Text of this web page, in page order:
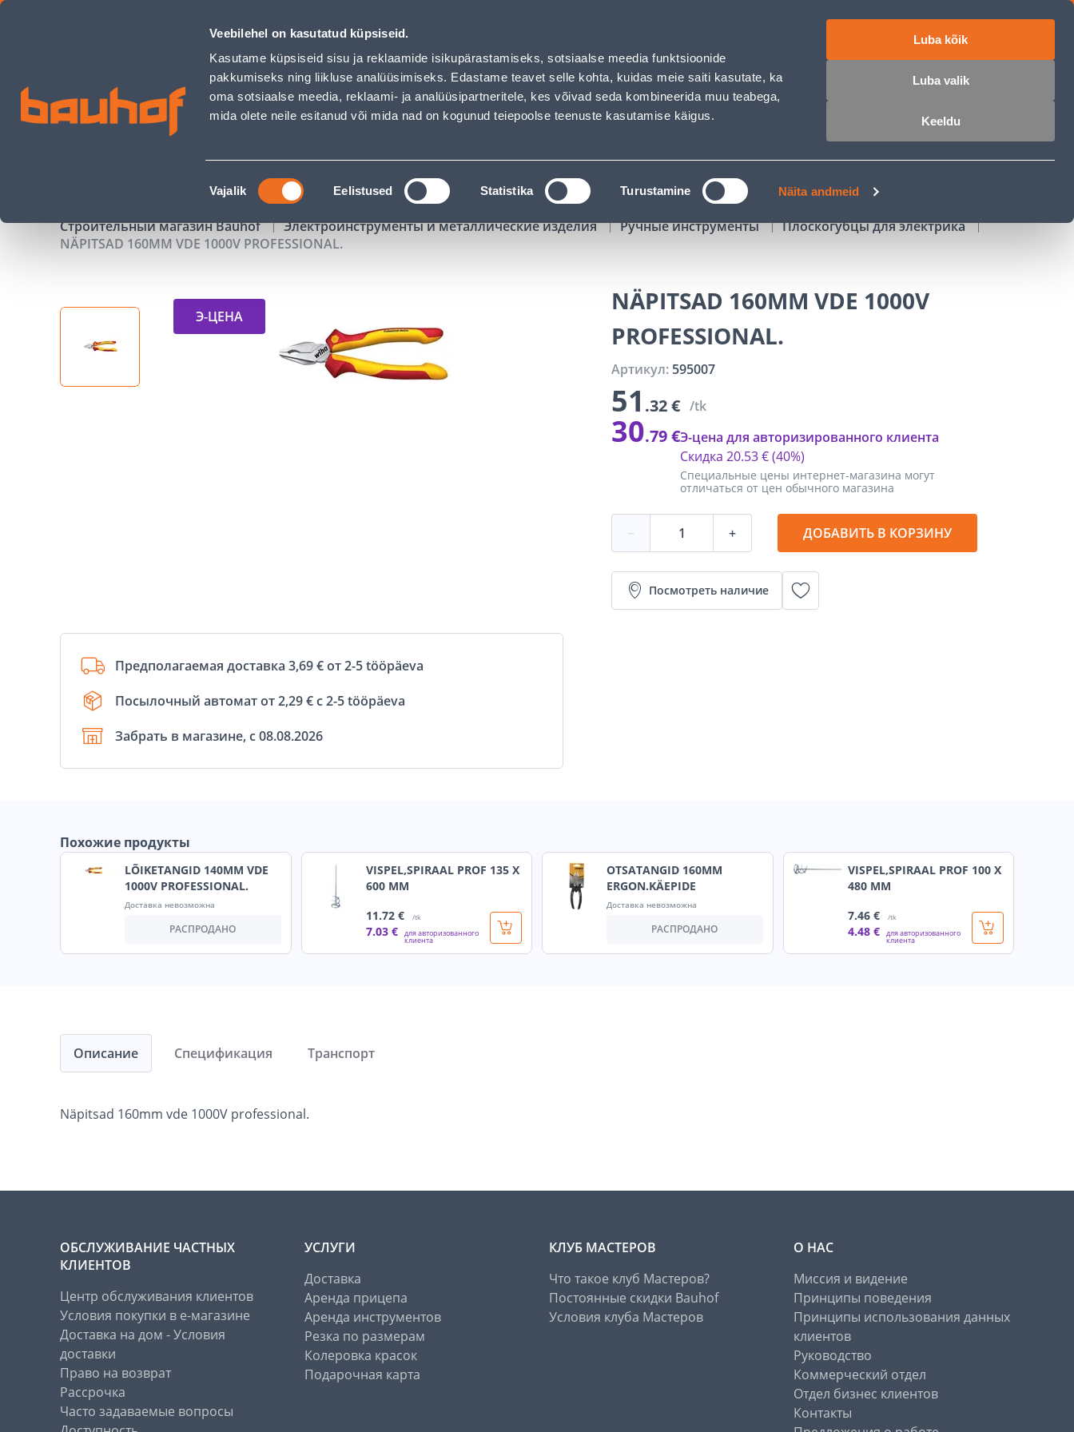
Veebilehel on kasutatud küpsiseid.
Kasutame küpsiseid sisu ja reklaamide isikupärastamiseks, sotsiaalse meedia funktsioonide
pakkumiseks ning liikluse analüüsimiseks. Edastame teavet selle kohta, kuidas meie saiti kasutate, ka
oma sotsiaalse meedia, reklaami- ja analüüsipartneritele, kes võivad seda kombineerida muu teabega,
mida olete neile esitanud või mida nad on kogunud teiepoolse teenuste kasutamise käigus.
Nõusoleku
valik
Vajalik Eelistused Statistika Turustamine Näita andmeid
Luba kõik
Luba valik
Keeldu
NÄPITSAD 160MM VDE 1000V PROFESSIONAL. - Bauhof has loaded
Обслуживание бизнес-клиентов Обслуживание частных клиентов Услуги Предложения о работе
ПОИСК
АКЦИИ КАТАЛОГИ АРЕНДА ИНСТРУМЕНТОВ РАССРОЧКА
Строительный магазин Bauhof Электроинструменты и металлические изделия Ручные инструменты
Плоскогубцы для электрика
NÄPITSAD 160MM VDE 1000V PROFESSIONAL.
Э-ЦЕНА
Предполагаемая доставка 3,69 € от 2-5 tööpäeva
Посылочный автомат от 2,29 € с 2-5 tööpäeva
Забрать в магазине, с 08.08.2026
NÄPITSAD 160MM VDE 1000V
PROFESSIONAL.
Артикул: 595007
51 .32 € /tk
30.79 €
Специальные цены интернет-магазина могут
отличаться от цен обычного магазина
Скидка 20.53 €(40%)
Э-цена для авторизированного клиента
− + ДОБАВИТЬ В КОРЗИНУ
Посмотреть наличие
Похожие продукты
LÕIKETANGID 140MM VDE
1000V PROFESSIONAL.
Доставка невозможна
РАСПРОДАНО
VISPEL,SPIRAAL PROF 135 X
600 MM
11.72 € /tk
7.03 € для авторизованного
клиента
OTSATANGID 160MM
ERGON.KÄEPIDE
Доставка невозможна
РАСПРОДАНО
VISPEL,SPIRAAL PROF 100 X
480 MM
7.46 € /tk
4.48 € для авторизованного
клиента
Описание
Näpitsad 160mm vde 1000V professional.
Спецификация Транспорт
ОБСЛУЖИВАНИЕ ЧАСТНЫХ
КЛИЕНТОВ
Центр обслуживания клиентов
Условия покупки в е-магазине
Доставка на дом - Условия
доставки
Право на возврат
Рассрочка
Часто задаваемые вопросы
УСЛУГИ
Доставка
Аренда прицепа
Аренда инструментов
Резка по размерам
Колеровка красок
Подарочная карта
КЛУБ МАСТЕРОВ
Что такое клуб Мастеров?
Постоянные скидки Bauhof
Условия клуба Мастеров
О НАС
Миссия и видение
Принципы поведения
Принципы использования данных
клиентов
Руководство
Коммерческий отдел
Отдел бизнес клиентов
Контакты